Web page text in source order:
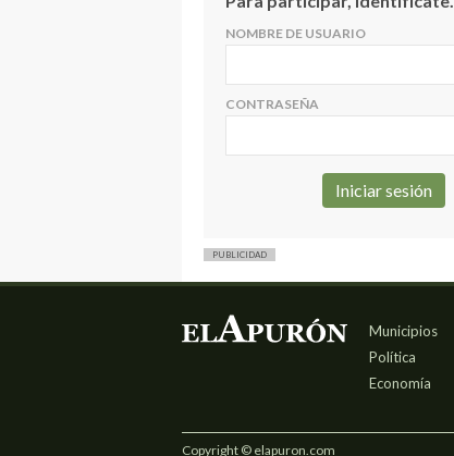
NOMBRE DE USUARIO
CONTRASEÑA
PUBLICIDAD
Municipios
Política
Economía
Copyright © elapuron.com